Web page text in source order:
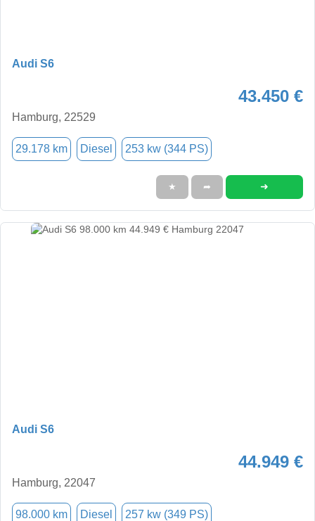
Audi S6
43.450 €
Hamburg, 22529
29.178 km Diesel 253 kw (344 PS)
★ ➦ ➜
Audi S6
44.949 €
Hamburg, 22047
98.000 km Diesel 257 kw (349 PS)